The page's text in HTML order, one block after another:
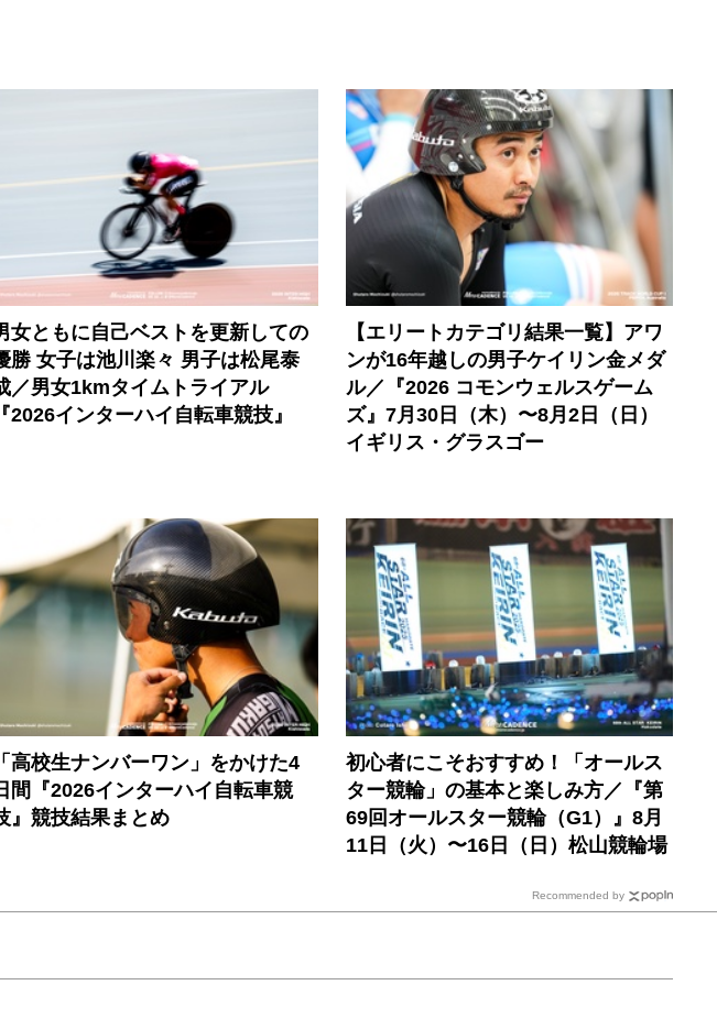
女ともに自己ベストを更新しての
勝 女子は池川楽々 男子は松尾泰
／男女1kmタイムトライアル
『2026インターハイ自転車競技』
【エリートカテゴリ結果一覧】アワ
ンが16年越しの男子ケイリン金メダ
ル／『2026 コモンウェルスゲーム
ズ』7月30日（木）〜8月2日（日）
イギリス・グラスゴー
「高校生ナンバーワン」をかけた4
間『2026インターハイ自転車競
』競技結果まとめ
初心者にこそおすすめ！「オールス
ター競輪」の基本と楽しみ方／『第
69回オールスター競輪（G1）』8月
11日（火）〜16日（日）松山競輪場
Recommended by